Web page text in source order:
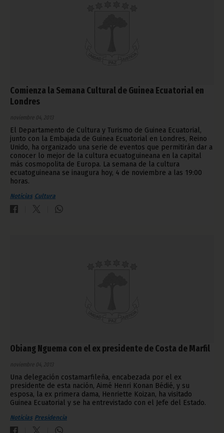
Comienza la Semana Cultural de Guinea Ecuatorial en
Londres
noviembre 04, 2013
El Departamento de Cultura y Turismo de Guinea Ecuatorial,
junto con la Embajada de Guinea Ecuatorial en Londres, Reino
Unido, ha organizado una serie de eventos que permitirán dar a
conocer lo mejor de la cultura ecuatoguineana en la capital
más cosmopolita de Europa. La semana de la cultura
ecuatoguineana se inaugura hoy, 4 de noviembre a las 19:00
horas.
Noticias Cultura
Obiang Nguema con el ex presidente de Costa de Marfil
noviembre 04, 2013
Una delegación costamarfileña, encabezada por el ex
presidente de esta nación, Aimé Henri Konan Bédié, y su
esposa, la ex primera dama, Henriette Koizan, ha visitado
Guinea Ecuatorial y se ha entrevistado con el Jefe del Estado.
Noticias Presidencia